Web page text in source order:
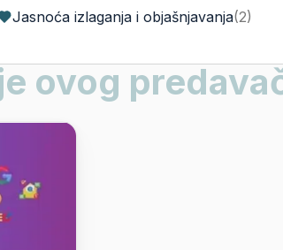
Jasnoća izlaganja i objašnjavanja(2)
ovog